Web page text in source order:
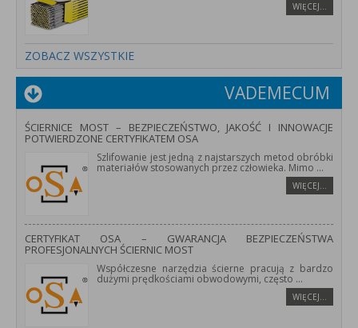
WIĘCEJ…
ZOBACZ WSZYSTKIE
VADEMECUM
ŚCIERNICE MOST – BEZPIECZEŃSTWO, JAKOŚĆ I INNOWACJE
POTWIERDZONE CERTYFIKATEM OSA
Szlifowanie jest jedną z najstarszych metod obróbki
materiałów stosowanych przez człowieka. Mimo ...
WIĘCEJ…
CERTYFIKAT OSA – GWARANCJA BEZPIECZEŃSTWA
PROFESJONALNYCH ŚCIERNIC MOST
Współczesne narzędzia ścierne pracują z bardzo
dużymi prędkościami obwodowymi, często ...
WIĘCEJ…